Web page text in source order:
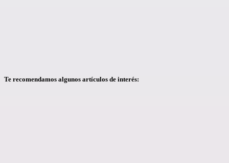
Te recomendamos algunos artículos de interés: